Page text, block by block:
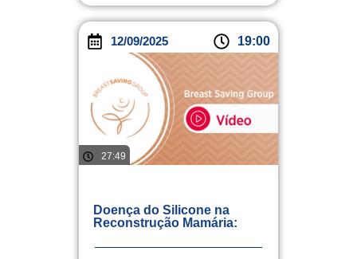
12/09/2025 19:00
27:49
Doença do Silicone na
Reconstrução Mamária: